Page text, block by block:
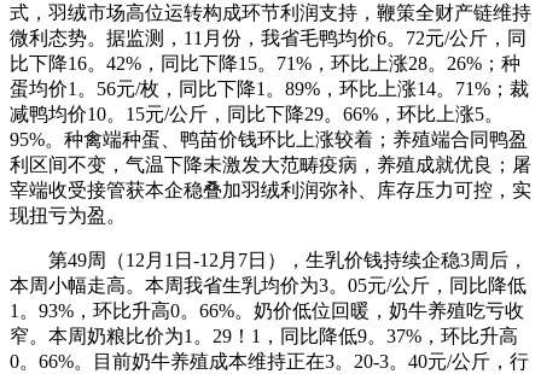
式，羽绒市场高位运转构成环节利润支持，鞭策全财产链维持
微利态势。据监测，11月份，我省毛鸭均价6。72元/公斤，同
比下降16。42%，同比下降15。71%，环比上涨28。26%；种
蛋均价1。56元/枚，同比下降1。89%，环比上涨14。71%；裁
减鸭均价10。15元/公斤，同比下降29。66%，环比上涨5。
95%。种禽端种蛋、鸭苗价钱环比上涨较着；养殖端合同鸭盈
利区间不变，气温下降未激发大范畴疫病，养殖成就优良；屠
宰端收受接管获本企稳叠加羽绒利润弥补、库存压力可控，实
现扭亏为盈。
第49周（12月1日-12月7日），生乳价钱持续企稳3周后，
本周小幅走高。本周我省生乳均价为3。05元/公斤，同比降低
1。93%，环比升高0。66%。奶价低位回暖，奶牛养殖吃亏收
窄。本周奶粮比价为1。29！1，同比降低9。37%，环比升高
0。66%。目前奶牛养殖成本维持正在3。20-3。40元/公斤，行